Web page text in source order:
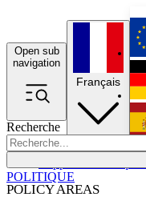
Open sub
navigation
Recherche
POLICY AREAS
Français
POLITIQUE